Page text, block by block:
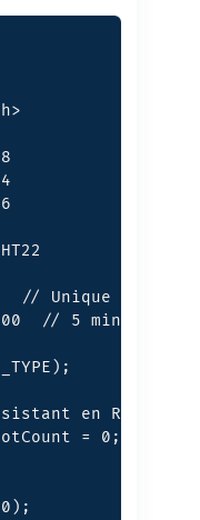
1  // Unique par
// 5 minutes
en RTC
= 0;